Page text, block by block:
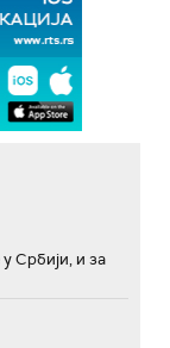
Србији, и за